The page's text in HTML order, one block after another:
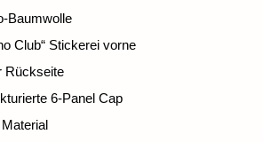
Baumwolle
Club“ Stickerei vorne
Rückseite
6-Panel Cap